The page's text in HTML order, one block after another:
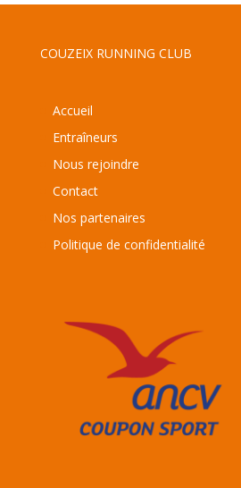
COUZEIX RUNNING CLUB
Accueil
Entraîneurs
Nous rejoindre
Contact
Nos partenaires
Politique de confidentialité